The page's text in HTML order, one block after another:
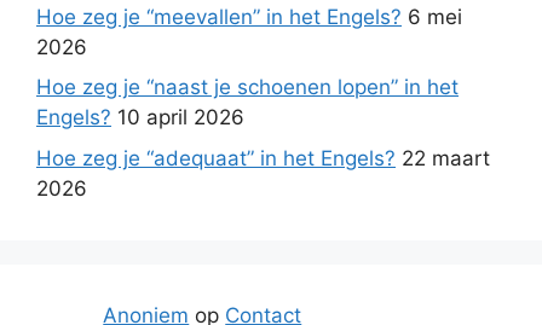
Hoe zeg je “meevallen” in het Engels? 6 mei
2026
Hoe zeg je “naast je schoenen lopen” in het
Engels? 10 april 2026
Hoe zeg je “adequaat” in het Engels? 22 maart
2026
Anoniem op Contact